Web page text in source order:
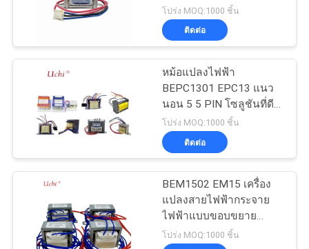
PRIVACY
POLICYPTC Thermistor
ฟิวส์รีเซทติ้งแบบ
PPTC
220 เป็น 110
โปร่ง MOQ:1000 ชิ้น
ติดต่อ
หม้อแปลงไฟฟ้า
BEPC1301 EPC13 แนว
นอน 5 5 PIN โซลูชันที่ดี
ที่สุดสำหรับการแปลงไฟ
110V เป็น 220V
โปร่ง MOQ:1000 ชิ้น
ติดต่อ
BEM1502 EM15 เครื่อง
แปลงสายไฟฟ้ากระจาย
ไฟฟ้าแบบขอบขยาย
PIN4+2+2
โปร่ง MOQ:1000 ชิ้น